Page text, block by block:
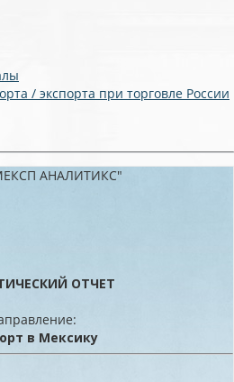
/ экспорта при торговле России
АНАЛИТИКС"
ОТЧЕТ
в Мексику